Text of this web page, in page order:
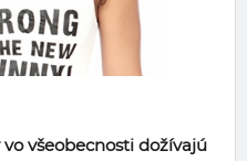
všeobecnosti dožívajú